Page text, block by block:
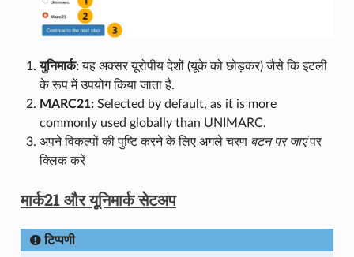
युनिमार्क:यह अक्सर यूरोपीय देशों (यूके को छोड़कर) जैसे कि इटली
के रूप में उपयोग किया जाता है.
MARC21:Selected by default, as it is more
commonly used globally than UNIMARC.
अपने विकल्पों की पुष्टि करने के लिए अगले चरण बटन पर जाएंपर
क्लिक करें
मार्क21 और यूनिमार्क सेटअप
टिप्पणी